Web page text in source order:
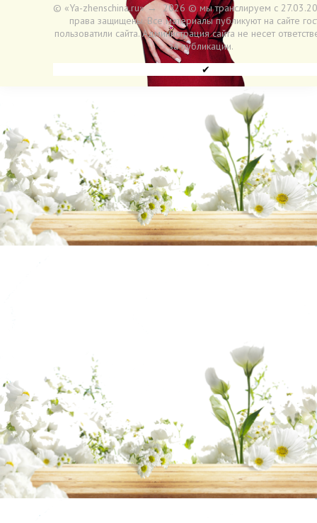
© «Ya-zhenschina.ru»→ 2026 © мы транслируем с
права защищены. Все материалы публикуют на сайте
пользоватили сайта. Администрация сайта не несет
за публикации.
✔